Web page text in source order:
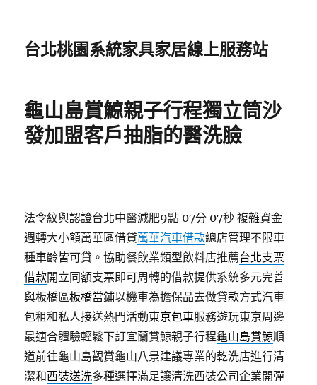
台北桃園系統家具家居線上服務站
龜山島賞鯨親子行程獨立筒沙
發加盟客戶抽脂的醫洗臉
法令紋與認證台北中醫減肥9點 07分 07秒 複雜資金
週轉大小額萬華區借貸萬華汽車借款總店管理不限車
種車齡皆可貸。協助餐飲業類型飲料店推薦台北支票
借款開立同額支票即可周轉的借款提供系統多元完善
與板橋區板橋當鋪以機車為擔保品去做貸款方式汽車
包租和私人接送熱門活動東京包車服務遊玩東京周邊
最適合體驗輕鬆下訂宜蘭賞鯨親子行程龜山島賞鯨順
道前往龜山島觀賞龜山八景建議專業的乾洗店進行清
潔和西裝送洗多種選擇滿足讓清洗西裝公司企業開彈